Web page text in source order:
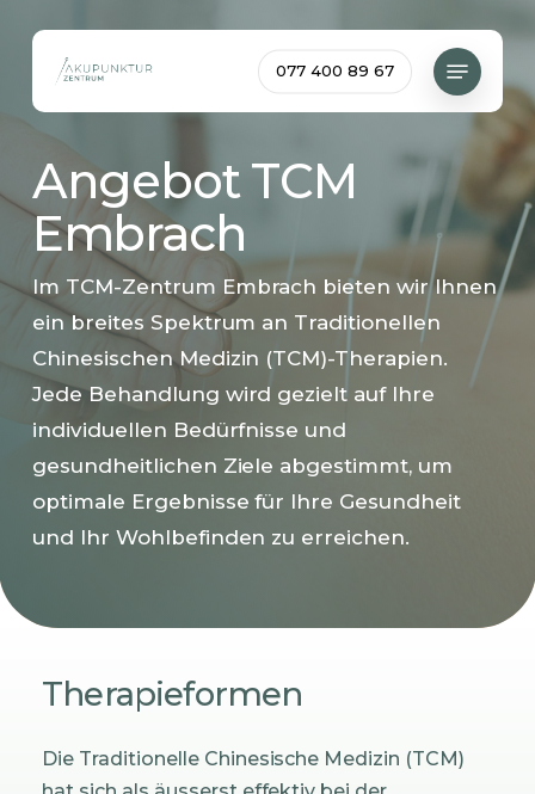
077 400 89 67
Menu
Angebot TCM
Embrach
Im TCM-Zentrum Embrach bieten wir Ihnen
ein breites Spektrum an Traditionellen
Chinesischen Medizin (TCM)-Therapien.
Jede Behandlung wird gezielt auf Ihre
individuellen Bedürfnisse und
gesundheitlichen Ziele abgestimmt, um
optimale Ergebnisse für Ihre Gesundheit
und Ihr Wohlbefinden zu erreichen.
Therapieformen
Die Traditionelle Chinesische Medizin (TCM)